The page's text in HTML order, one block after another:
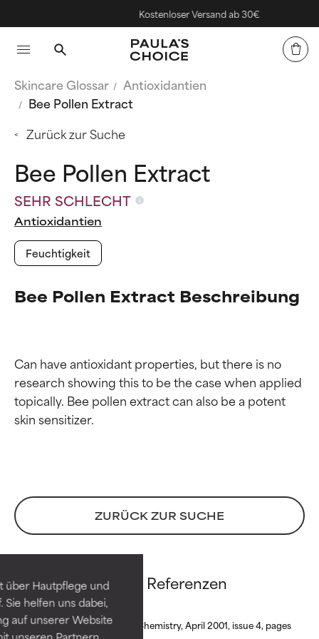
über Hautpflege und
helfen uns dabei,
auf unserer Website
Kostenloser Versand ab 30€
Skincare Glossar
Antioxidantien
Bee Pollen Extract
Zurück zur Suche
Bee Pollen Extract
SEHR SCHLECHT
Antioxidantien
Feuchtigkeit
Bee Pollen Extract Beschreibung
Can have antioxidant properties, but there is no
research showing this to be the case when applied
topically. Bee pollen extract can also be a potent
ZURÜCK ZUR SUCHE
Bee Pollen Extract Referenzen
Journal of Agricultural Food Chemistry, April 2001, issue 4, pages
Bewertung der
Inhaltsstoffe
SEHR GUT
Erwiesen und durch
unabhängige Studien belegt.
Hervorragender Wirkstoff für
Bewertung der
Inhaltsstoffe
SEHR GUT
Erwiesen und durch
unabhängige Studien belegt.
Hervorragender Wirkstoff für